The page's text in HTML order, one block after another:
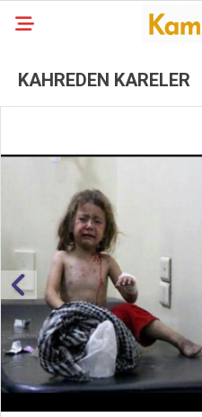
KAHREDEN KARELER